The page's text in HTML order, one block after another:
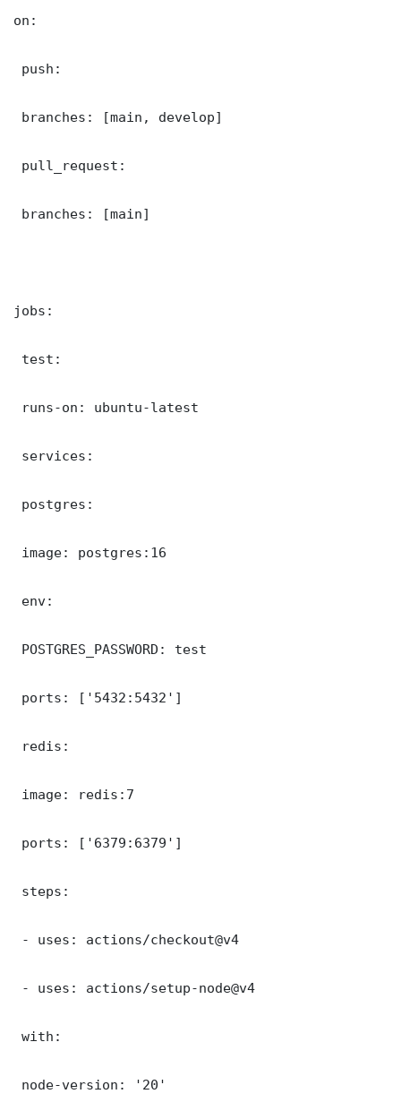
on:
push:
branches: [main, develop]
pull_request:
branches: [main]
jobs:
test:
runs-on: ubuntu-latest
services:
postgres:
image: postgres:16
env:
POSTGRES_PASSWORD: test
ports: ['5432:5432']
redis:
image: redis:7
ports: ['6379:6379']
steps:
- uses: actions/checkout@v4
- uses: actions/setup-node@v4
with:
node-version: '20'